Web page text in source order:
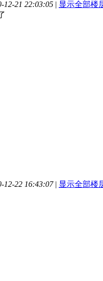
12-21 22:03:05 | 显示全部楼
12-22 16:43:07 | 显示全部楼